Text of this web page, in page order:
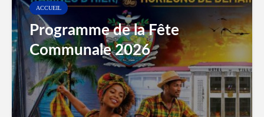
ACCUEIL
Programme de la Fête
Communale 2026